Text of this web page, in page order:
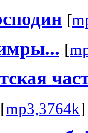
[
[
[mp3,3764k